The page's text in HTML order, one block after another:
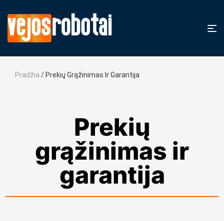
Pradžia / Prekių Grąžinimas Ir Garantija
Prekių
grąžinimas ir
garantija